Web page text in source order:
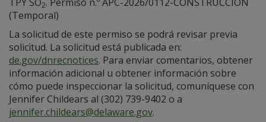
2
(Temporal)
La solicitud de este permiso se podrá revisar previa
solicitud. La solicitud está publicada en:
de.gov/dnrecnotices. Para enviar comentarios, obtener
información adicional u obtener información sobre
cómo puede inspeccionar la solicitud, comuníquese con
Jennifer Childears al (302) 739-9402 o a
jennifer.childears@delaware.gov.